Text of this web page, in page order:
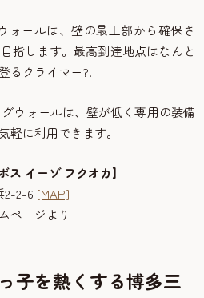
ォールは、壁の最上部から確保さ
指します。最高到達地点はなんと
るクライマー?!
ウォールは、壁が低く専用の装備
軽に利用できます。
ス イーゾ フクオカ】
2-2-6 [MAP]
ページより
子を熱くする博多三